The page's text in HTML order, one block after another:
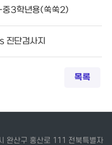
중3학년용(쑥쑥2)
진단검사지
목록
완산구 홍산로 111 전북특별자